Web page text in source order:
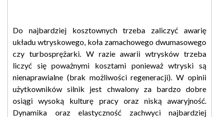
Do najbardziej kosztownych trzeba zaliczyć awarię
układu wtryskowego, koła zamachowego dwumasowego
czy turbosprężarki. W razie awarii wtrysków trzeba
liczyć się poważnymi kosztami ponieważ wtryski są
nienaprawialne (brak możliwości regeneracji). W opinii
użytkowników silnik jest chwalony za bardzo dobre
osiągi wysoką kulturę pracy oraz niską awaryjność.
Dynamika oraz elastyczność zachwyci najbardziej